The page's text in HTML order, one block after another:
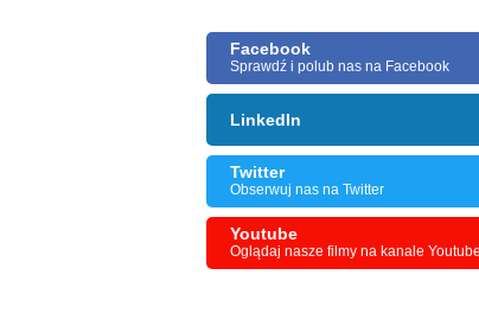
Facebook
Sprawdź i polub nas na Facebook
LinkedIn
Twitter
Obserwuj nas na Twitter
Youtube
Oglądaj nasze filmy na kanale Youtube